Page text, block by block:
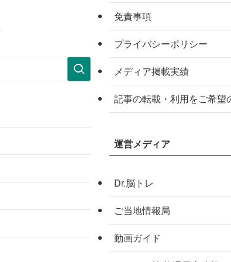
免責事項
プライバシーポリシー
メディア掲載実績
記事の転載・利用をご希望
運営メディア
Dr.脳トレ
ご当地情報局
動画ガイド